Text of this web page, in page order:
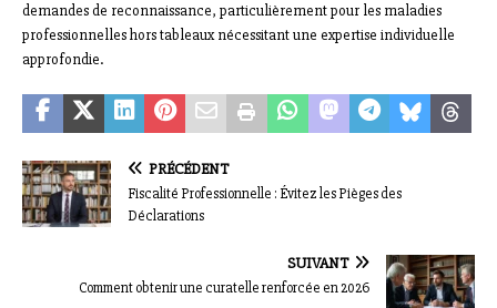
demandes de reconnaissance, particulièrement pour les maladies
professionnelles hors tableaux nécessitant une expertise individuelle
approfondie.
PRÉCÉDENT
Fiscalité Professionnelle : Évitez les Pièges des
Déclarations
SUIVANT
Comment obtenir une curatelle renforcée en 2026